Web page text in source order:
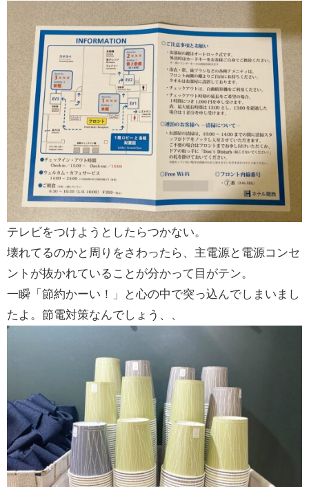
テレビをつけようとしたらつかない。
壊れてるのかと周りをさわったら、主電源と電源コンセ
ントが抜かれていることが分かって目がテン。
一瞬「節約かーい！」と心の中で突っ込んでしまいまし
たよ。節電対策なんでしょう、、